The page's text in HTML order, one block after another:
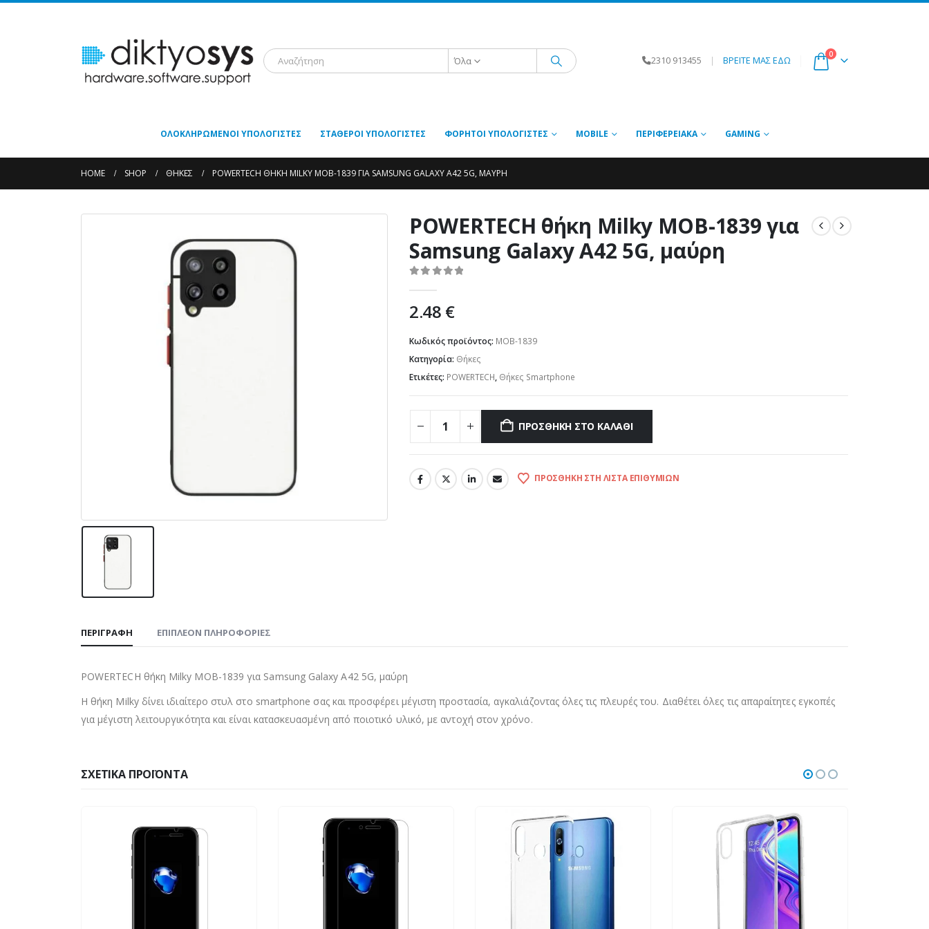
Όλα 2310 913455 | ΒΡΕΙΤΕ ΜΑΣ ΕΔΩ
0
ΟΛΟΚΛΗΡΩΜΈΝΟΙ ΥΠΟΛΟΓΙΣΤΈΣ ΣΤΑΘΕΡΟΊ ΥΠΟΛΟΓΙΣΤΈΣ ΦΟΡΗΤΟΊ ΥΠΟΛΟΓΙΣΤΈΣ MOBILE ΠΕΡΙΦΕΡΕΙΑΚΆ GAMING
HOME SHOP ΘΉΚΕΣ POWERTECH ΘΉΚΗ MILKY MOB-1839 ΓΙΑ SAMSUNG GALAXY A42 5G, ΜΑΎΡΗ
POWERTECH θήκη Milky MOB-1839 για
Samsung Galaxy A42 5G, μαύρη
2.48 €
Κωδικός προϊόντος: MOB-1839
Κατηγορία: Θήκες
Ετικέτες: POWERTECH, Θήκες Smartphone
ΠΡΟΣΘΉΚΗ ΣΤΟ ΚΑΛΆΘΙ
ΠΡΟΣΘΉΚΗ ΣΤΗ ΛΊΣΤΑ ΕΠΙΘΥΜΙΏΝ
ΠΕΡΙΓΡΑΦΉ ΕΠΙΠΛΈΟΝ ΠΛΗΡΟΦΟΡΊΕΣ
POWERTECH θήκη Milky MOB-1839 για Samsung Galaxy A42 5G, μαύρη
Η θήκη Milky δίνει ιδιαίτερο στυλ στο smartphone σας και προσφέρει μέγιστη προστασία, αγκαλιάζοντας όλες τις πλευρές του. Διαθέτει όλες τις απαραίτητες εγκοπές
για μέγιστη λειτουργικότητα και είναι κατασκευασμένη από ποιοτικό υλικό, με αντοχή στον χρόνο.
ΣΧΕΤΙΚΆ ΠΡΟΪΌΝΤΑ